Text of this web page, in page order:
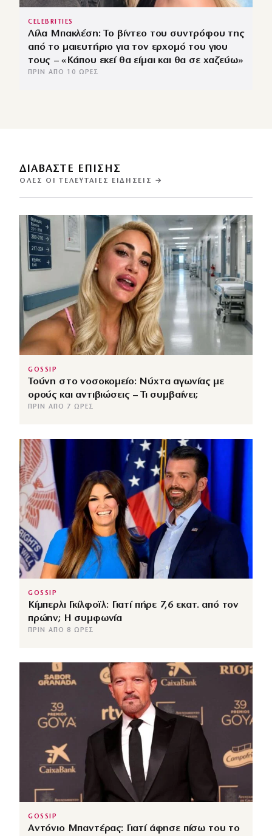
CELEBRITIES
Λίλα Μπακλέση: Το βίντεο του συντρόφου της
από το μαιευτήριο για τον ερχομό του γιου
τους – «Κάπου εκεί θα είμαι και θα σε χαζεύω»
ΠΡΙΝ ΑΠΌ 10 ΏΡΕΣ
ΔΙΑΒΑΣΤΕ ΕΠΙΣΗΣ
ΌΛΕΣ ΟΙ ΤΕΛΕΥΤΑΊΕΣ ΕΙΔΉΣΕΙΣ →
GOSSIP
Τούνη στο νοσοκομείο: Νύχτα αγωνίας με
ορούς και αντιβιώσεις – Τι συμβαίνει;
ΠΡΙΝ ΑΠΌ 7 ΏΡΕΣ
GOSSIP
Κίμπερλι Γκίλφοϊλ: Γιατί πήρε 7,6 εκατ. από τον
πρώην; Η συμφωνία
ΠΡΙΝ ΑΠΌ 8 ΏΡΕΣ
GOSSIP
Αντόνιο Μπαντέρας: Γιατί άφησε πίσω του το